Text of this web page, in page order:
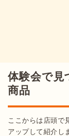
体験会で見
商品
ここからは店頭で
アップして紹介し